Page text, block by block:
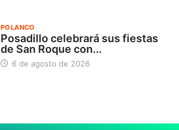
POLANCO
Posadillo celebrará sus fiestas
de San Roque con...
6 de agosto de 2026